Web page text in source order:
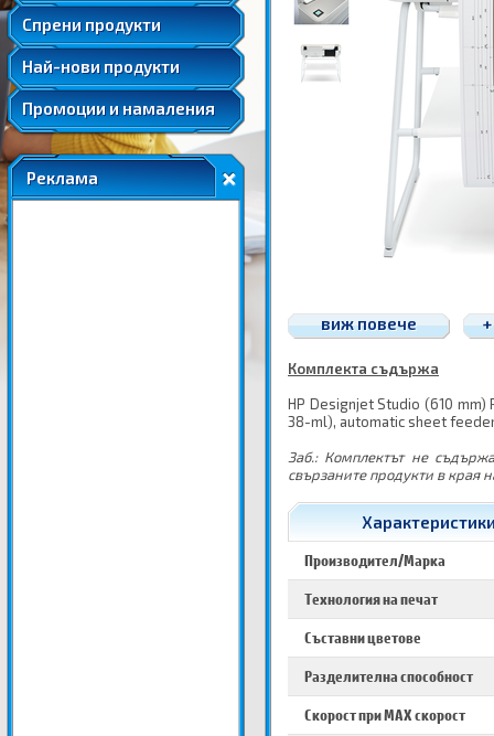
Спрени продукти
Удължени и допълнителни гаранции
Най-нови продукти
Промоции и намаления
Реклама
виж повече
Комплекта съдържа
HP Designjet Studio (610
38-ml), automatic sheet
Заб.: Комплектът не
свързаните продукти в края
Производител/Марка
Технология на печат
Съставни цветове
Разделителна способност
Скорост при MAX скорост